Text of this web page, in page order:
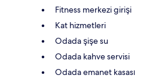
Fitness merkezi girişi
Kat hizmetleri
Odada şişe su
Odada kahve servisi
Odada emanet kasası